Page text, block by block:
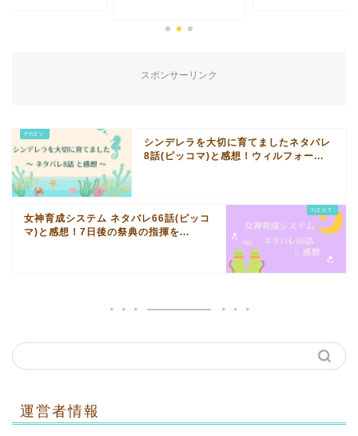
スポンサーリンク
シンデレラを大切に育てましたネタバレ
8話(ピッコマ)と感想！ウィルフォー...
女神育成システム ネタバレ66話(ピッコ
マ)と感想！7日後の祭典の指揮を...
運営者情報